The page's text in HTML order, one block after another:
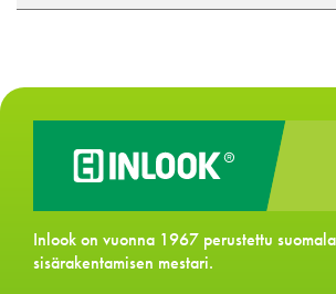
Inlook on vuonna 1967 perustettu
sisärakentamisen mestari.